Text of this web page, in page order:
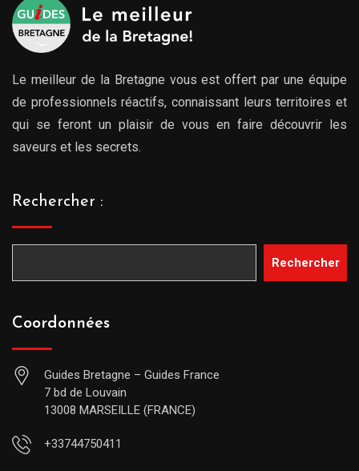
Le meilleur de la Bretagne vous est offert par une équipe
de professionnels réactifs, connaissant leurs territoires et
qui se feront un plaisir de vous en faire découvrir les
saveurs et les secrets.
Rechercher :
Rechercher
Coordonnées
Guides Bretagne – Guides France
7 bd de Louvain
13008 MARSEILLE (FRANCE)
+33744750411